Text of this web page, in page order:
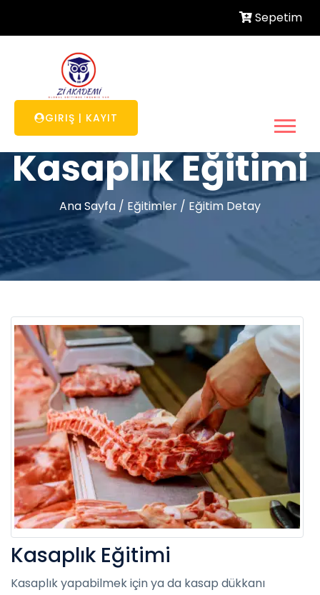
Sepetim
GIRIŞ | KAYIT
Kasaplık Eğitimi
Ana Sayfa / Eğitimler / Eğitim Detay
Kasaplık Eğitimi
Kasaplık yapabilmek için ya da kasap dükkanı